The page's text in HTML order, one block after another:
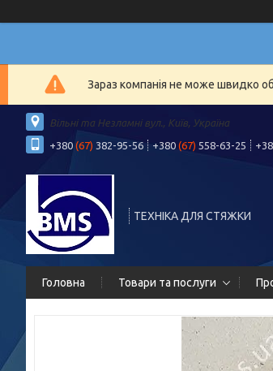
Зараз компанія не може швидко
Вільні та Незламні вул., Київ, Україна
+380 (67) 382-95-56 +380 (67) 558-63-25
ТЕХНІКА ДЛЯ СТЯЖКИ
Головна Товари та послуги